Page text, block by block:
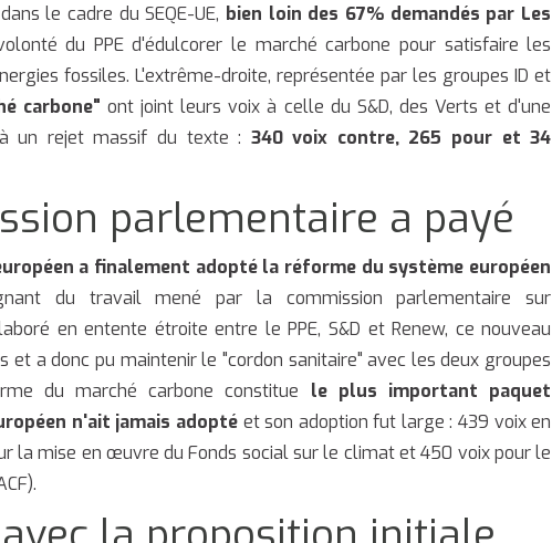
le cadre du SEQE-UE, bien loin des 67% demandés par Les
du PPE d'édulcorer le marché carbone pour satisfaire les
fossiles. L'extrême-droite, représentée par les groupes ID et
carbone" ont joint leurs voix à celle du S&D, des Verts et d'une
un rejet massif du texte : 340 voix contre, 265 pour et 34
parlementaire a payé
a finalement adopté la réforme du système européen
du travail mené par la commission parlementaire sur
en entente étroite entre le PPE, S&D et Renew, ce nouveau
a donc pu maintenir le "cordon sanitaire" avec les deux groupes
du marché carbone constitue le plus important paquet
n'ait jamais adoptéet son adoption fut large : 439 voix en
la mise en œuvre du Fonds social sur le climat et 450 voix pour le